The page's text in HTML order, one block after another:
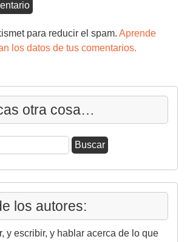
para reducir el spam. Aprende
los datos de tus comentarios.
otra cosa…
los autores:
y escribir, y hablar acerca de lo que